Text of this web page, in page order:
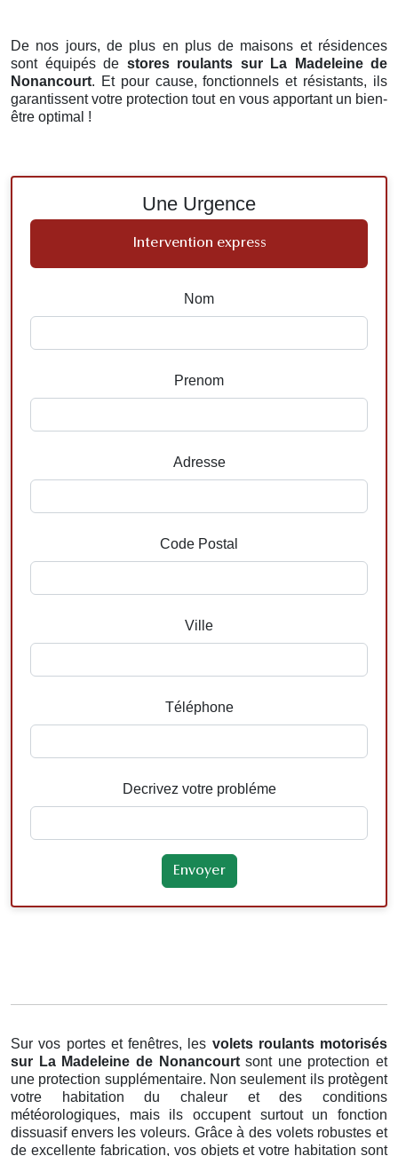
De nos jours, de plus en plus de maisons et résidences
sont équipés de stores roulants sur La Madeleine de
Nonancourt. Et pour cause, fonctionnels et résistants, ils
garantissent votre protection tout en vous apportant un bien-
être optimal !
Une Urgence
Intervention express
Nom
Prenom
Adresse
Code Postal
Ville
Téléphone
Decrivez votre probléme
Sur vos portes et fenêtres, les volets roulants motorisés
sur La Madeleine de Nonancourtsont une protection et
une protection supplémentaire. Non seulement ils protègent
votre habitation du chaleur et des conditions
météorologiques, mais ils occupent surtout un fonction
dissuasif envers les voleurs. Grâce à des volets robustes et
de excellente fabrication, vos objets et votre habitation sont